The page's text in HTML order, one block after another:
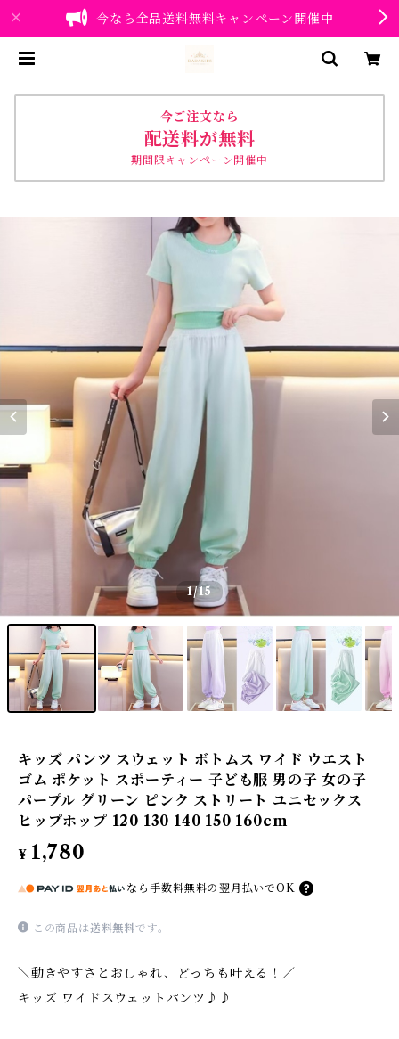
今なら全品送料無料キャンペーン開催中
今ご注文なら
配送料が無料
期間限キャンペーン開催中
1/15
キッズ パンツ スウェット ボトムス ワイド ウエスト
ゴム ポケット スポーティー 子ども服 男の子 女の子
パープル グリーン ピンク ストリート ユニセックス
ヒップホップ 120 130 140 150 160cm
¥ 1,780
なら 手数料無料の 翌月払いでOK
この商品は送料無料です。
＼動きやすさとおしゃれ、どっちも叶える！／
キッズ ワイドスウェットパンツ♪♪